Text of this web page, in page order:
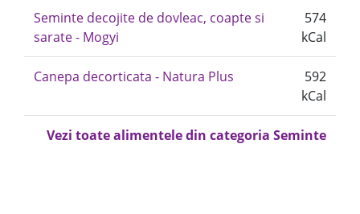
Seminte decojite de dovleac, coapte si
sarate - Mogyi
574
kCal
Canepa decorticata - Natura Plus
592
kCal
Vezi toate alimentele din categoria Seminte